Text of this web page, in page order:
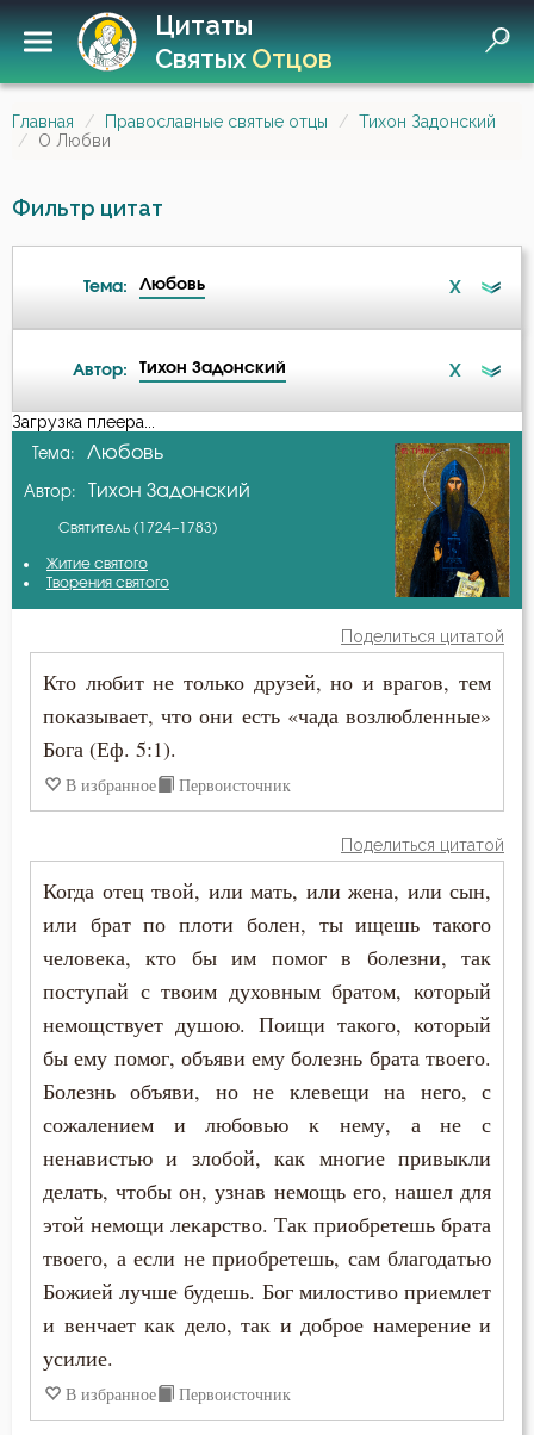
Цитаты
СвятыхОтцов
Главная Православные святые отцы
Тихон Задонский
О Любви
Фильтр цитат
Тема: Любовь X
Ад
Благодать
Благословение
Блуд
Богатство
Богоугождение
Болезнь
Борьба
Будущее
Вечные муки
Власть
Вознесение
Воля Божия
Воскресение
Автор: Тихон Задонский X
А-я
Авва Дорофей
Амвросий Оптинский (Гренков)
Антоний Великий
Антоний Оптинский (Путилов)
Варсонофий Оптинский (Плиханков)
Григорий Нисский
Григорий Палама
Диадох
Димитрий Ростовский
Зосима Палестинский
Иларион Оптинский (Пономарёв)
Иоанн Златоуст
Иоанн Кассиан Римлянин
Загрузка плеера...
Тема: Любовь
Автор: Тихон Задонский
Святитель (1724–1783)
Житие святого
Творения святого
Поделиться цитатой
Кто любит не только друзей, но и врагов, тем
показывает, что они есть «чада возлюбленные»
Бога (Еф. 5:1).
В избранное Первоисточник
Поделиться цитатой
Когда отец твой, или мать, или жена, или сын,
или брат по плоти болен, ты ищешь такого
человека, кто бы им помог в болезни, так
поступай с твоим духовным братом, который
немощствует душою. Поищи такого, который
бы ему помог, объяви ему болезнь брата твоего.
Болезнь объяви, но не клевещи на него, с
сожалением и любовью к нему, а не с
ненавистью и злобой, как многие привыкли
делать, чтобы он, узнав немощь его, нашел для
этой немощи лекарство. Так приобретешь брата
твоего, а если не приобретешь, сам благодатью
Божией лучше будешь. Бог милостиво приемлет
и венчает как дело, так и доброе намерение и
усилие.
В избранное Первоисточник